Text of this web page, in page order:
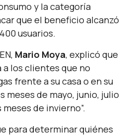
y la categoría
que el beneficio alcanzó
usuarios.
Mario Moya, explicó que
los clientes que no
frente a su casa o en su
meses de mayo, junio, julio
meses de invierno”.
para determinar quiénes